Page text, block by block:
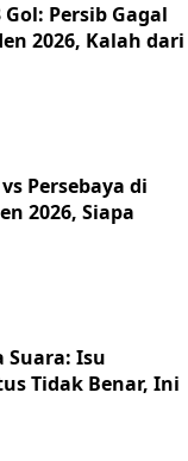
Persib Gagal
2026, Kalah dari
Persebaya di
2026, Siapa
Suara: Isu
Tidak Benar, Ini